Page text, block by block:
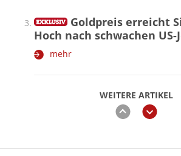
WEITERE ARTIKEL
zurückweiter
Goldpreis erreicht
Hoch nach schwachen US-
mehr